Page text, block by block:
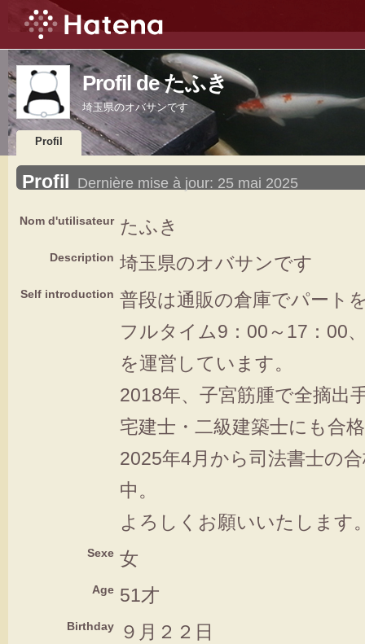
Profil de たふき
埼玉県のオバサンです
Profil
Profil Dernière mise à jour: 25 mai 2025
Nom d'utilisateur たふき
Description 埼玉県のオバサンです
Self introduction 普段は通販の倉庫でパート
フルタイム9：00～17：00
を運営しています。
2018年、子宮筋腫で全摘出
宅建士・二級建築士にも合
2025年4月から司法書士の
中。
よろしくお願いいたします
Sexe 女
Age 51才
Birthday ９月２２日